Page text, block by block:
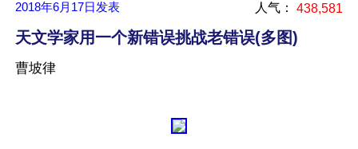
2018年6月17日 发表 人气： 438,581
天文学家用一个新错误挑战老错误(多图)
曹坡律